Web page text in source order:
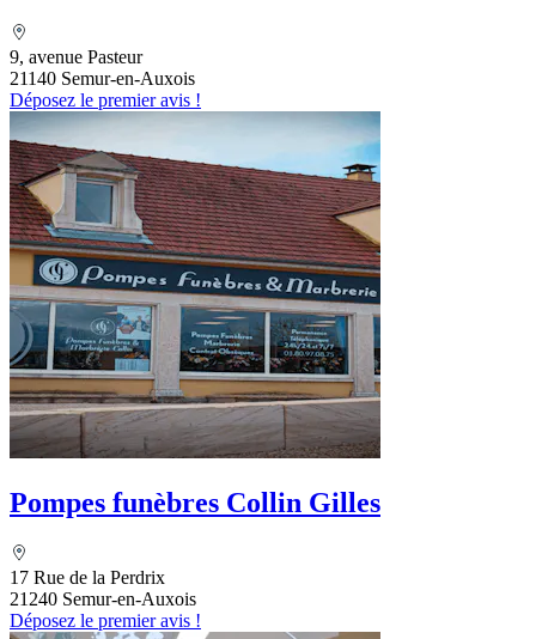
9, avenue Pasteur
21140 Semur-en-Auxois
Déposez le premier avis !
Pompes funèbres Collin Gilles
17 Rue de la Perdrix
21240 Semur-en-Auxois
Déposez le premier avis !